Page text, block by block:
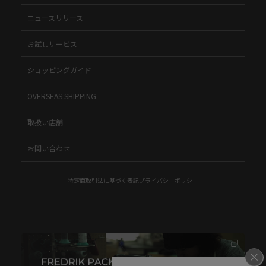
ニュースリリース
お試しサービス
ショッピングガイド
OVERSEAS SHIPPING
取扱い店舗
お問い合わせ
特定商取引法に基づく表記プライバシーポリシー